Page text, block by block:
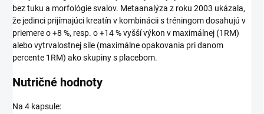
bez tuku a morfológie svalov. Metaanalýza z roku 2003 ukázala,
že jedinci prijímajúci kreatín v kombinácii s tréningom dosahujú v
priemere o +8 %, resp. o +14 % vyšší výkon v maximálnej (1RM)
alebo vytrvalostnej sile (maximálne opakovania pri danom
percente 1RM) ako skupiny s placebom.
Nutričné hodnoty
Na 4 kapsule: